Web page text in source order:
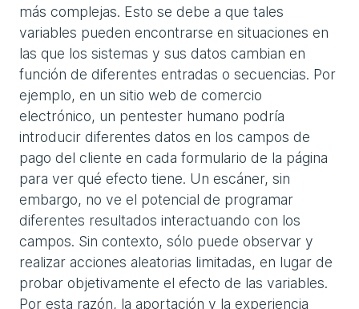
más complejas. Esto se debe a que tales
variables pueden encontrarse en situaciones en
las que los sistemas y sus datos cambian en
función de diferentes entradas o secuencias. Por
ejemplo, en un sitio web de comercio
electrónico, un pentester humano podría
introducir diferentes datos en los campos de
pago del cliente en cada formulario de la página
para ver qué efecto tiene. Un escáner, sin
embargo, no ve el potencial de programar
diferentes resultados interactuando con los
campos. Sin contexto, sólo puede observar y
realizar acciones aleatorias limitadas, en lugar de
probar objetivamente el efecto de las variables.
Por esta razón, la aportación y la experiencia